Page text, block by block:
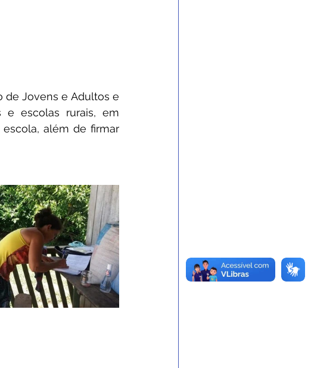
de Jovens e Adultos e
e escolas rurais, em
além de firmar